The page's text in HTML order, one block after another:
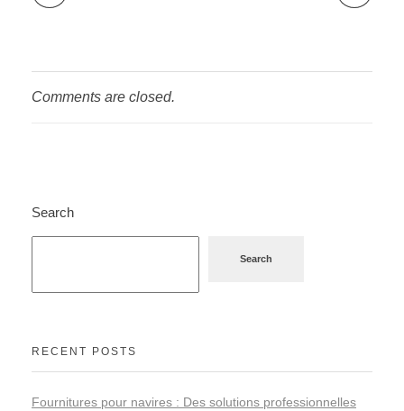
Comments are closed.
Search
Search
RECENT POSTS
Fournitures pour navires : Des solutions professionnelles